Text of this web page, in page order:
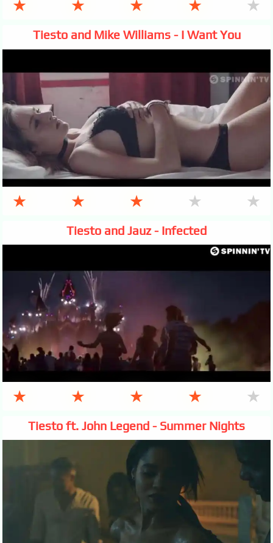
★ ★ ★ ★ ★
Tiesto and Mike Williams - I Want You
★ ★ ★ ★ ★
Tiesto and Jauz - Infected
★ ★ ★ ★ ★
Tiesto ft. John Legend - Summer Nights